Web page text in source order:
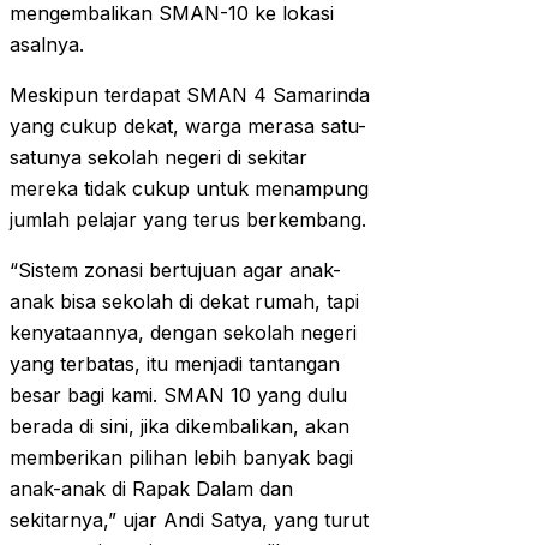
mengembalikan SMAN-10 ke lokasi
asalnya.
Meskipun terdapat SMAN 4 Samarinda
yang cukup dekat, warga merasa satu-
satunya sekolah negeri di sekitar
mereka tidak cukup untuk menampung
jumlah pelajar yang terus berkembang.
“Sistem zonasi bertujuan agar anak-
anak bisa sekolah di dekat rumah, tapi
kenyataannya, dengan sekolah negeri
yang terbatas, itu menjadi tantangan
besar bagi kami. SMAN 10 yang dulu
berada di sini, jika dikembalikan, akan
memberikan pilihan lebih banyak bagi
anak-anak di Rapak Dalam dan
sekitarnya,” ujar Andi Satya, yang turut